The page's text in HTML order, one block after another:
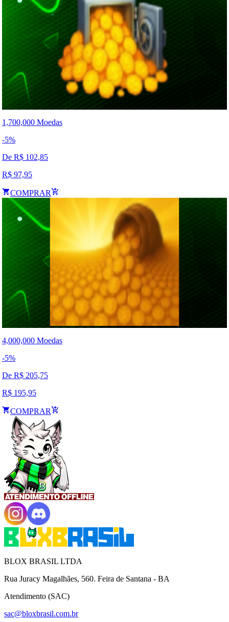
1,700,000 Moedas
-5%
De R$ 102,85
R$ 97,95
COMPRAR
4,000,000 Moedas
-5%
De R$ 205,75
R$ 195,95
COMPRAR
BLOX BRASIL LTDA
Rua Juracy Magalhães, 560. Feira de Santana - BA
Atendimento (SAC)
sac@bloxbrasil.com.br